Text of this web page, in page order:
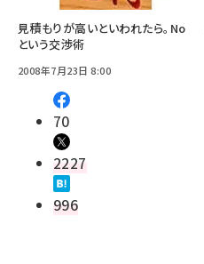
見積もりが高いといわれたら。No
という交渉術
2008年7月23日 8:00
70
2227
996